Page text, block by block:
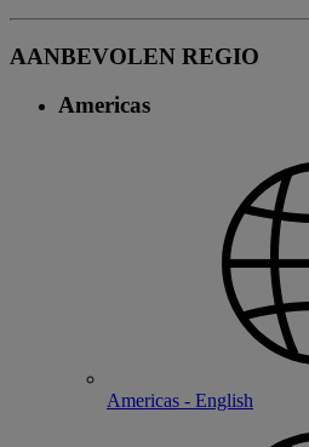
AANBEVOLEN REGIO
Americas
Americas - English